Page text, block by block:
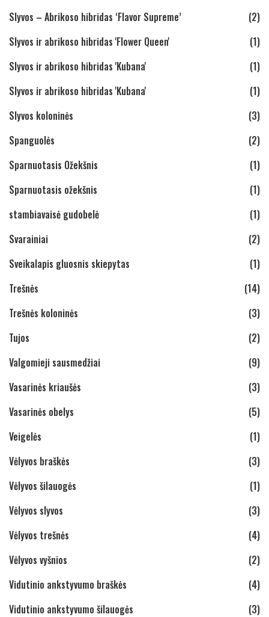
Slyvos – Abrikoso hibridas ‘Flavor Supreme’
(2)
Slyvos ir abrikoso hibridas 'Flower Queen'
(1)
Slyvos ir abrikoso hibridas 'Kubana'
(1)
Slyvos ir abrikoso hibridas 'Kubana'
(1)
Slyvos koloninės
(3)
Spanguolės
(2)
Sparnuotasis Ožekšnis
(1)
Sparnuotasis ožekšnis
(1)
stambiavaisė gudobelė
(1)
Svarainiai
(2)
Sveikalapis gluosnis skiepytas
(1)
Trešnės
(14)
Trešnės koloninės
(3)
Tujos
(2)
Valgomieji sausmedžiai
(9)
Vasarinės kriaušės
(3)
Vasarinės obelys
(5)
Veigelės
(1)
Vėlyvos braškės
(3)
Vėlyvos šilauogės
(1)
Vėlyvos slyvos
(3)
Vėlyvos trešnės
(4)
Vėlyvos vyšnios
(2)
Vidutinio ankstyvumo braškės
(4)
Vidutinio ankstyvumo šilauogės
(3)